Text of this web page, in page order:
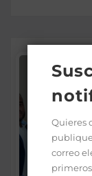
Quieres
correo